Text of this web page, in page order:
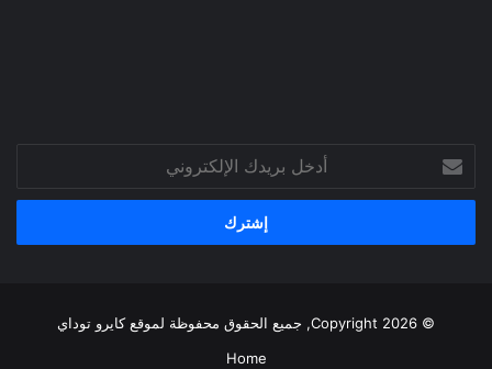
بريدك
الإلكتروني
© Copyright 2026, جميع الحقوق محفوظة لموقع
كايرو توداي
Home